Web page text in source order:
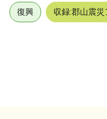
復興 収録:郡山震